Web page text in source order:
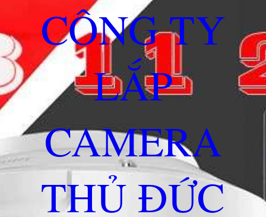
CÔNG TY
LẮP
CAMERA
THỦ ĐỨC